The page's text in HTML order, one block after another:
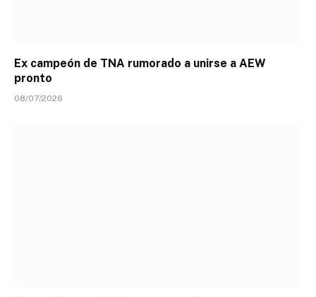
Ex campeón de TNA rumorado a unirse a AEW
pronto
08/07/2026